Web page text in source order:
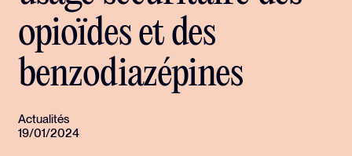
opioïdes et des
benzodiazépines
Actualités
19/01/2024